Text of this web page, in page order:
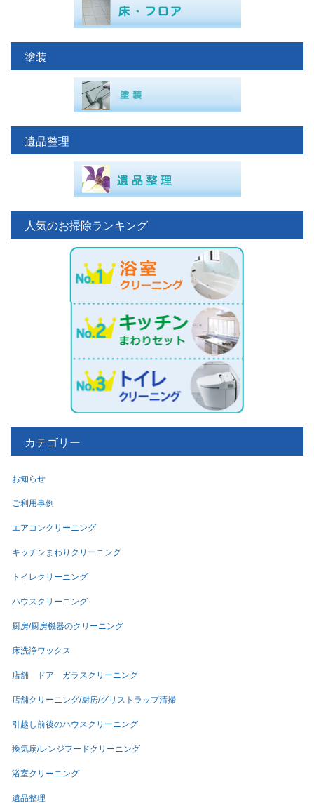
塗装
遺品整理
人気のお掃除ランキング
カテゴリー
お知らせ
ご利用事例
エアコンクリーニング
キッチンまわりクリーニング
トイレクリーニング
ハウスクリーニング
厨房/厨房機器のクリーニング
床洗浄ワックス
店舗 ドア ガラスクリーニング
店舗クリーニング/厨房/グリストラップ清掃
引越し前後のハウスクリーニング
換気扇/レンジフードクリーニング
浴室クリーニング
遺品整理